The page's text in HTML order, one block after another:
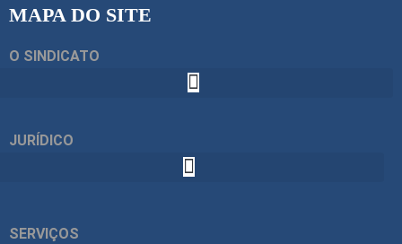
MAPA DO SITE
O SINDICATO
JURÍDICO
SERVIÇOS